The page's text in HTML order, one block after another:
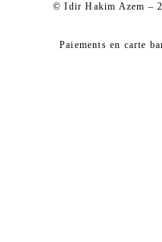
© Idir Hakim Azem –
Paiements en carte